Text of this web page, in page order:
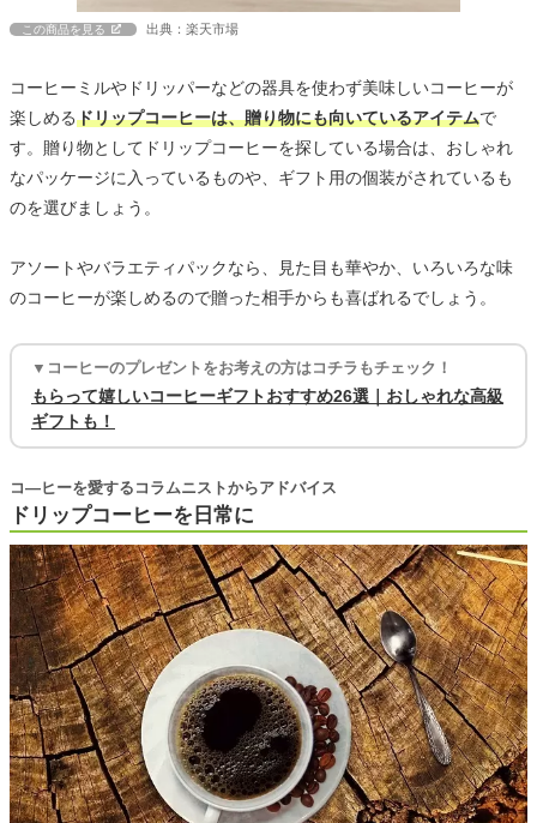
この商品を見る 出典：楽天市場
コーヒーミルやドリッパーなどの器具を使わず美味しいコーヒーが
楽しめるドリップコーヒーは、贈り物にも向いているアイテムで
す。贈り物としてドリップコーヒーを探している場合は、おしゃれ
なパッケージに入っているものや、ギフト用の個装がされているも
のを選びましょう。
アソートやバラエティパックなら、見た目も華やか、いろいろな味
のコーヒーが楽しめるので贈った相手からも喜ばれるでしょう。
▼コーヒーのプレゼントをお考えの方はコチラもチェック！
もらって嬉しいコーヒーギフトおすすめ26選｜おしゃれな高級
ギフトも！
ドリップコーヒーを日常に
コ―ヒーを愛するコラムニストからアドバイス